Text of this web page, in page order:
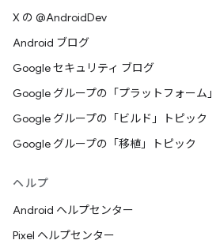
X の @AndroidDev
Android ブログ
Google セキュリティ ブログ
Google グループの「プラットフォーム
Google グループの「ビルド」トピック
Google グループの「移植」トピック
ヘルプ
Android ヘルプセンター
Pixel ヘルプセンター